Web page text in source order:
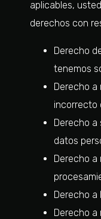
aplicables,
derechos con
Derecho
tenemos
Derecho
incorrecto
Derecho a
datos
Derecho a
Derecho a
Derecho